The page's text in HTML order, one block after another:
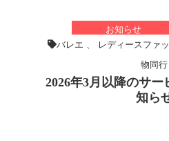
お知らせ
バレエ
レディースファ
物同行
2026年3月以降のサ
知ら